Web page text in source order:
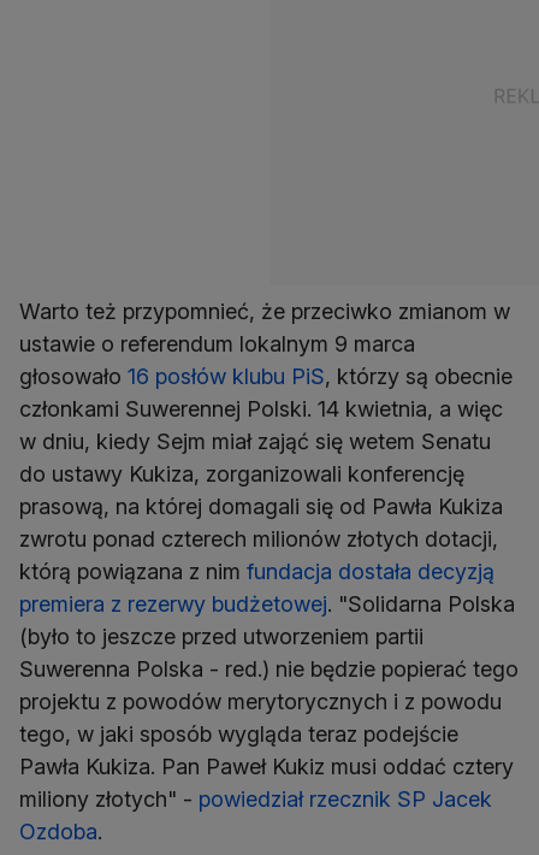
Warto też przypomnieć, że przeciwko zmianom w
ustawie o referendum lokalnym 9 marca
głosowało 16 posłów klubu PiS, którzy są obecnie
członkami Suwerennej Polski. 14 kwietnia, a więc
w dniu, kiedy Sejm miał zająć się wetem Senatu
do ustawy Kukiza, zorganizowali konferencję
prasową, na której domagali się od Pawła Kukiza
zwrotu ponad czterech milionów złotych dotacji,
którą powiązana z nim fundacja dostała decyzją
premiera z rezerwy budżetowej. "Solidarna Polska
(było to jeszcze przed utworzeniem partii
Suwerenna Polska - red.) nie będzie popierać tego
projektu z powodów merytorycznych i z powodu
tego, w jaki sposób wygląda teraz podejście
Pawła Kukiza. Pan Paweł Kukiz musi oddać cztery
miliony złotych" - powiedział rzecznik SP Jacek
Ozdoba.